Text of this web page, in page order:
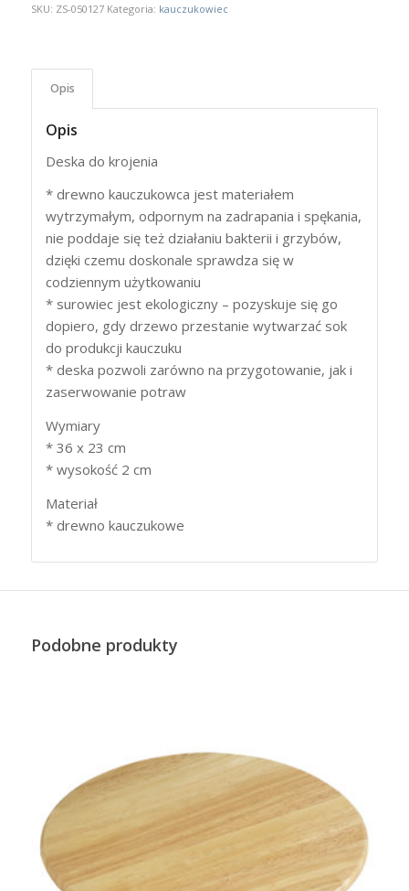
SKU: ZS-050127 Kategoria: kauczukowiec
Opis
Opis
Deska do krojenia
* drewno kauczukowca jest materiałem
wytrzymałym, odpornym na zadrapania i spękania,
nie poddaje się też działaniu bakterii i grzybów,
dzięki czemu doskonale sprawdza się w
codziennym użytkowaniu
* surowiec jest ekologiczny – pozyskuje się go
dopiero, gdy drzewo przestanie wytwarzać sok
do produkcji kauczuku
* deska pozwoli zarówno na przygotowanie, jak i
zaserwowanie potraw
Wymiary
* 36 x 23 cm
* wysokość 2 cm
Materiał
* drewno kauczukowe
Podobne produkty